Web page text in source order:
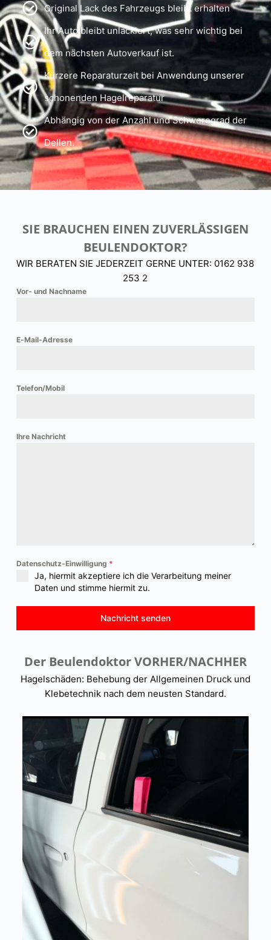
Original Lack des Fahrzeugs bleibt erhalten
Ihr Auto bleibt unlackiert, was sehr wichtig bei
dem nächsten Autoverkauf ist.
Kürzere Reparaturzeit bei Anwendung unserer
schonenden Hagelreparatur
Abhängig von der Anzahl und Schweregrad der
Dellen.
SIE BRAUCHEN EINEN ZUVERLÄSSIGEN
BEULENDOKTOR?
WIR BERATEN SIE JEDERZEIT GERNE UNTER: 0162 938
253 2
Vor- und Nachname
E-Mail-Adresse
Telefon/Mobil
Ihre Nachricht
Datenschutz-Einwilligung *
Ja, hiermit akzeptiere ich die Verarbeitung meiner
Daten und stimme hiermit zu.
Nachricht senden
Der Beulendoktor VORHER/NACHHER
Hagelschäden: Behebung der Allgemeinen Druck und
Klebetechnik nach dem neusten Standard.